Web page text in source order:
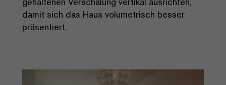
damit sich das Haus volumetrisch besser
präsentiert.